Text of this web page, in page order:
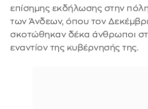
επίσημης εκδήλωσης στην
των Άνδεων, όπου τον
σκοτώθηκαν δέκα άνθρωποι
εναντίον της κυβέρνησής της.